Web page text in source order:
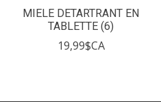
MIELE DETARTRANT EN
TABLETTE (6)
19,99$CA